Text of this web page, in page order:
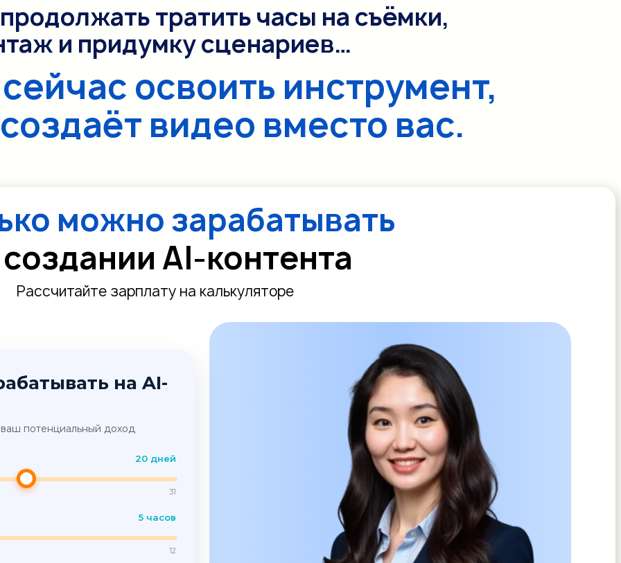
тратить часы на съёмки,
и придумку сценариев…
освоить инструмент,
видео вместо вас.
на AI-
потенциальный доход
20 дней
31
5 часов
12
можно зарабатывать
AI-контента
Рассчитайте зарплату на калькуляторе